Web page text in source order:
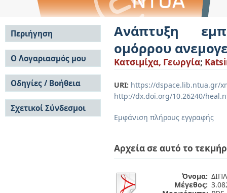
Ανάπτυξη
ομόρρου
Κατσιμίχα, Γεωργία;
URI: https://dspace.lib.ntua.gr/
http://dx.doi.org/10.26240/
Εμφάνιση πλήρους εγγραφής
Αρχεία σε αυτό το
Όνομα:
Μέγεθος:
Περιήγηση
Σε όλο το DSpace
Κοινότητες & Συλλογές
Ανά Ημερομηνία
Έκδοσης
Συγγραφείς
Τίτλοι
Θέματα
Ο Λογαριασμός μου
Σύνδεση
Εγγραφή
Οδηγίες / Βοήθεια
Οδηγίες Υποβολής
Οδηγίες Χρήσης ΙΑ
Συχνές Ερωτήσεις
Σχετικοί Σύνδεσμοι